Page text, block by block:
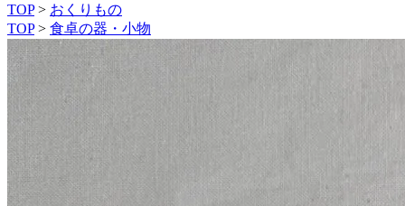
TOP > おくりもの
TOP > 食卓の器・小物